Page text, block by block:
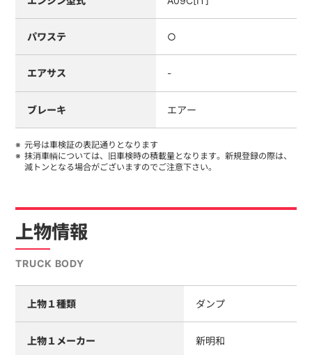
パワステ ○
エアサス -
ブレーキ エアー
元号は車検証の表記通りとなります
抹消車輌については、旧車検時の積載量となります。新規登録の際は、
減トンとなる場合がございますのでご注意下さい。
上物情報
TRUCK BODY
上物１種類 ダンプ
上物１メーカー 新明和